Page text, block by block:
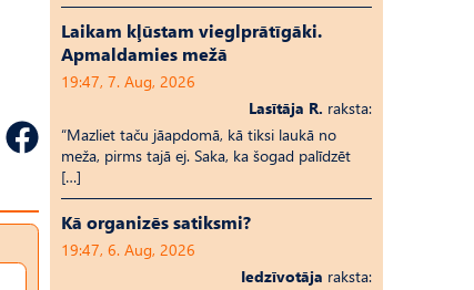
Laikam kļūstam vieglprātīgāki.
Apmaldamies mežā
19:47, 7. Aug, 2026
Lasītāja R. raksta:
“Mazliet taču jāapdomā, kā tiksi laukā no
meža, pirms tajā ej. Saka, ka šogad palīdzēt
[…]
Kā organizēs satiksmi?
19:47, 6. Aug, 2026
Iedzīvotāja raksta: